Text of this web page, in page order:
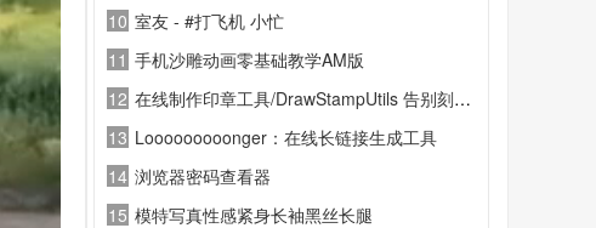
10 室友 - #打飞机 小忙
11 手机沙雕动画零基础教学AM版
12 在线制作印章工具/DrawStampUtils 告别刻章烦恼
13 Looooooooonger：在线长链接生成工具
14 浏览器密码查看器
15 模特写真性感紧身长袖黑丝长腿